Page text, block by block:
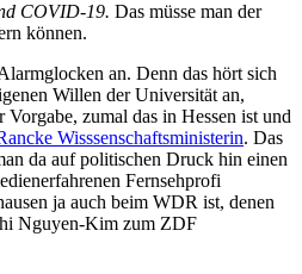
COVID-19. Das müsse man der
können.
an. Denn das hört sich
Willen der Universität an,
zumal das in Hessen ist und
Wisssenschaftsministerin. Das
da auf politischen Druck hin einen
Fernsehprofi
ja auch beim WDR ist, denen
Nguyen-Kim zum ZDF